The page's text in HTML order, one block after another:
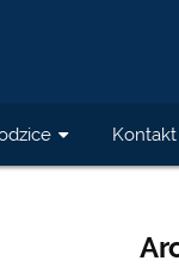
Kontakt